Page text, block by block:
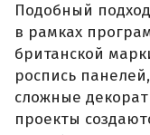
Подобный
в рамках
британской
роспись
сложные
проекты